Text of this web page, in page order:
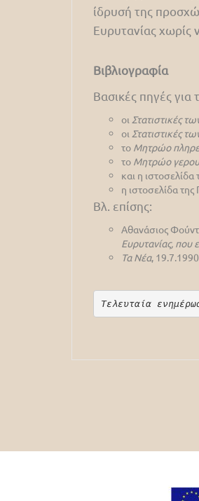
ίδρυσή της
Ευρυτανίας χωρίς
Βιβλιογραφία
Βασικές πηγές
οι Στατιστικές
οι Στατιστικές
το Μητρώο
το Μητρώο
και η
η ιστοσελίδα
Βλ. επίσης:
Αθανάσιος
Ευρυτανίας, που
Τα Νέα, 19.7.1990
Τελευταία